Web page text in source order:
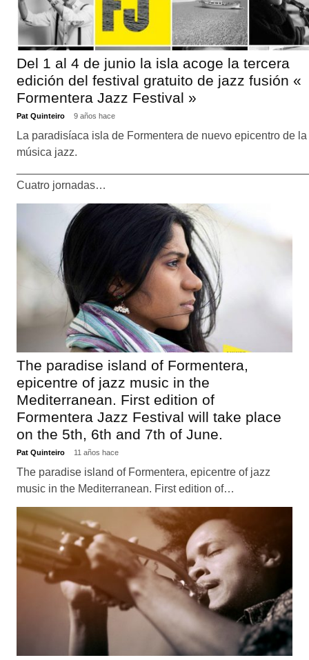
Del 1 al 4 de junio la isla acoge la tercera
edición del festival gratuito de jazz fusión «
Formentera Jazz Festival »
Pat Quinteiro 9 años hace
La paradisíaca isla de Formentera de nuevo epicentro de la
música jazz.
Cuatro jornadas…
The paradise island of Formentera,
epicentre of jazz music in the
Mediterranean. First edition of
Formentera Jazz Festival will take place
on the 5th, 6th and 7th of June.
Pat Quinteiro 11 años hace
The paradise island of Formentera, epicentre of jazz
music in the Mediterranean. First edition of…